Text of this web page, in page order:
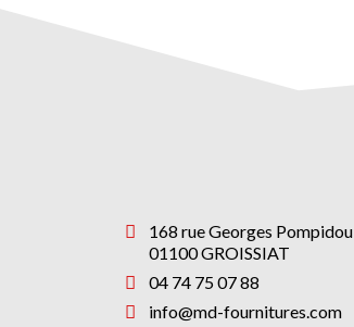
168 rue Georges Pompidou
01100 GROISSIAT
04 74 75 07 88
info@md-fournitures.com